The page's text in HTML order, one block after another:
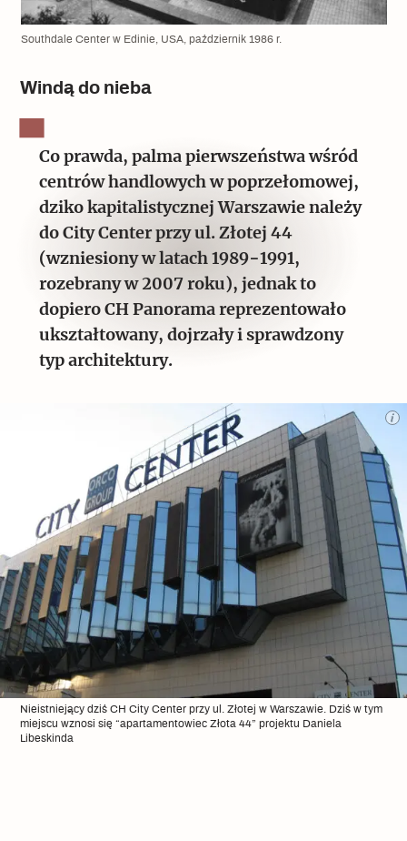
Southdale Center w Edinie, USA, październik 1986 r.
Windą do nieba
Co prawda, palma pierwszeństwa wśród
centrów handlowych w poprzełomowej,
dziko kapitalistycznej Warszawie należy
do City Center przy ul. Złotej 44
(wzniesiony w latach 1989−1991,
rozebrany w 2007 roku), jednak to
dopiero CH Panorama reprezentowało
ukształtowany, dojrzały i sprawdzony
typ architektury.
Nieistniejący dziś CH City Center przy ul. Złotej w Warszawie. Dziś w tym
miejscu wznosi się “apartamentowiec Złota 44” projektu Daniela
Libeskinda